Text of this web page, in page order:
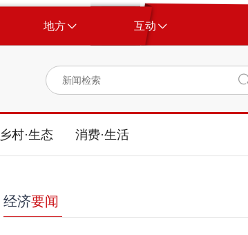
地方 互动
乡村·生态 消费·生活
经济要闻